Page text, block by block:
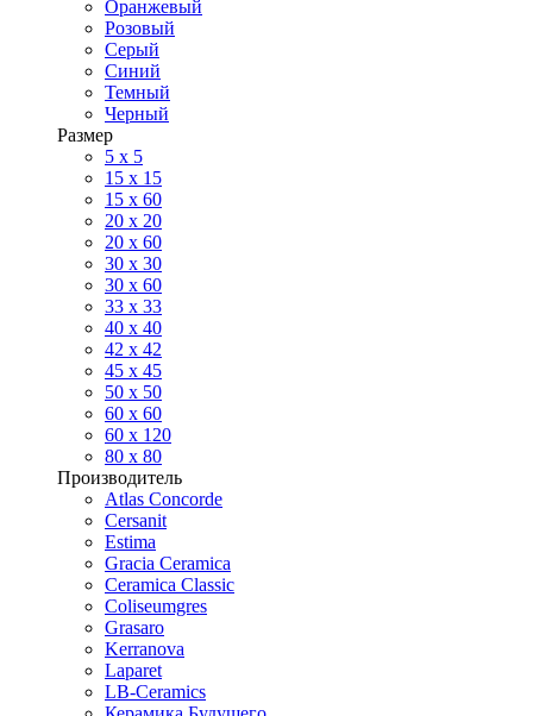
Оранжевый
Розовый
Серый
Синий
Темный
Черный
Размер
5 x 5
15 x 15
15 x 60
20 х 20
20 x 60
30 х 30
30 x 60
33 x 33
40 х 40
42 x 42
45 x 45
50 x 50
60 х 60
60 x 120
80 x 80
Производитель
Atlas Concorde
Cersanit
Estima
Gracia Ceramica
Ceramica Classic
Coliseumgres
Grasaro
Kerranova
Laparet
LB-Ceramics